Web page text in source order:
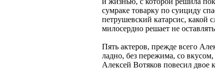
сумраке товарку по суициду
петрушевский катарсис, какой
милосердно решает не
Пять актеров, прежде всего
ладно, без пережима, со
Алексей Вотяков повесил двое